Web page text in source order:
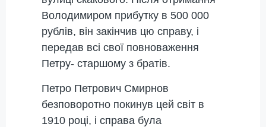
Володимиром прибутку в 500 000
рублів, він закінчив цю справу, і
передав всі свої повноваження
Петру- старшому з братів.
Петро Петрович Смирнов
безповоротно покинув цей світ в
1910 році, і справа була